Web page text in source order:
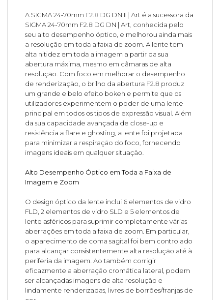
A SIGMA 24-70mm F2.8 DG DN II | Art é a sucessora da
SIGMA 24-70mm F2.8 DG DN | Art, conhecida pelo
seu alto desempenho óptico, e melhorou ainda mais
a resolução em toda a faixa de zoom. A lente tem
alta nitidez em toda a imagem a partir da sua
abertura máxima, mesmo em câmaras de alta
resolução. Com foco em melhorar o desempenho
de renderização, o brilho da abertura F2.8 produz
um grande e belo efeito bokeh e permite que os
utilizadores experimentem o poder de uma lente
principal em todos os tipos de expressão visual. Além
da sua capacidade avançada de close-up e
resistência a flare e ghosting, a lente foi projetada
para minimizar a respiração do foco, fornecendo
imagens ideais em qualquer situação.
Alto Desempenho Óptico em Toda a Faixa de
Imagem e Zoom
O design óptico da lente inclui 6 elementos de vidro
FLD, 2 elementos de vidro SLD e 5 elementos de
lente asféricos para suprimir completamente várias
aberrações em toda a faixa de zoom. Em particular,
o aparecimento de coma sagital foi bem controlado
para alcançar consistentemente alta resolução até à
periferia da imagem. Ao também corrigir
eficazmente a aberração cromática lateral, podem
ser alcançadas imagens de alta resolução e
lindamente renderizadas, livres de borrões/franjas de